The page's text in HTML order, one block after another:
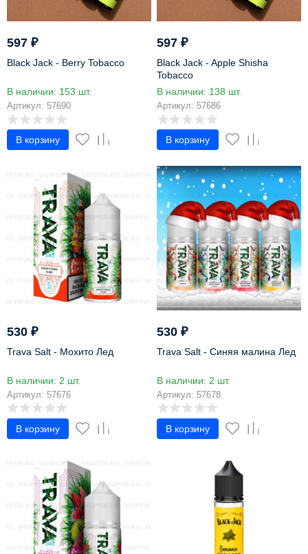
597 ₽
Black Jack - Berry Tobacco
В наличии: 153 шт.
Артикул: 57690
В корзину
597₽
Black Jack - Apple Shisha
Tobacco
В наличии: 138 шт.
Артикул: 57686
В корзину
530 ₽
Trava Salt - Мохито Лед
В наличии: 2 шт.
Артикул: 57676
В корзину
530₽
Trava Salt - Синяя малина Лед
В наличии: 2 шт.
Артикул: 57678
В корзину